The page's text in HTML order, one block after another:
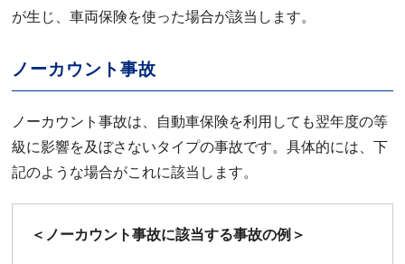
が生じ、車両保険を使った場合が該当します。
ノーカウント事故
ノーカウント事故は、自動車保険を利用しても翌年度の等
級に影響を及ぼさないタイプの事故です。具体的には、下
記のような場合がこれに該当します。
＜ノーカウント事故に該当する事故の例＞